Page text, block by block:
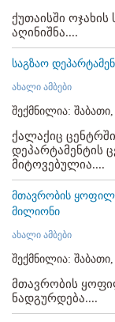
ქუთაისში
აღინიშნა....
საგზაო
ახალი ამბები
შექმნილია: შაბათი,
ქალაქიც
დეპარტამენტის
მიტოვებულია....
მთავრობის
მილიონი
ახალი ამბები
შექმნილია: შაბათი,
მთავრობის
ნადგურდება....